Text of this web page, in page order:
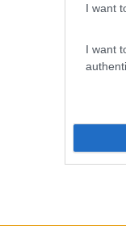
I want
I want